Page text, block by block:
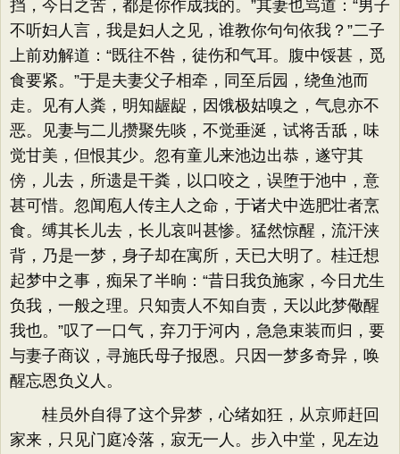
挡，今日之苦，都是你作成我的。​”其妻也骂道：​“男子
不听妇人言，我是妇人之见，谁教你句句依我？​”二子
上前劝解道：​“既往不咎，徒伤和气耳。腹中馁甚，觅
食要紧。​”于是夫妻父子相牵，同至后园，绕鱼池而
走。见有人粪，明知龌龊，因饿极姑嗅之，气息亦不
恶。见妻与二儿攒聚先啖，不觉垂涎，试将舌舐，味
觉甘美，但恨其少。忽有童儿来池边出恭，遂守其
傍，儿去，所遗是干粪，以口咬之，误堕于池中，意
甚可惜。忽闻庖人传主人之命，于诸犬中选肥壮者烹
食。缚其长儿去，长儿哀叫甚惨。猛然惊醒，流汗浃
背，乃是一梦，身子却在寓所，天已大明了。桂迁想
起梦中之事，痴呆了半晌：​“昔日我负施家，今日尤生
负我，一般之理。只知责人不知自责，天以此梦儆醒
我也。​”叹了一口气，弃刀于河内，急急束装而归，要
与妻子商议，寻施氏母子报恩。只因一梦多奇异，唤
醒忘恩负义人。
桂员外自得了这个异梦，心绪如狂，从京师赶回
家来，只见门庭冷落，寂无一人。步入中堂，见左边